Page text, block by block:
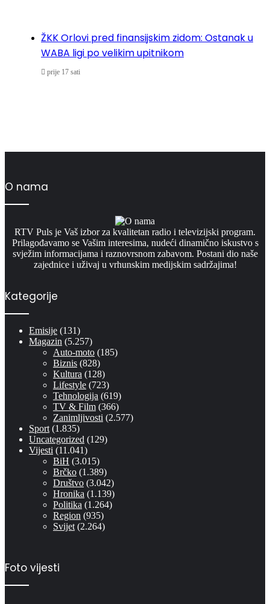
ŽKK Orlovi pred finansijskim zidom: Ostanak u
WABA ligi po velikim upitnikom
prije 17 sati
O nama
RTV Puls je Vaš izbor za kvalitetan radio i televizijski program.
Prilagođavamo se Vašim interesima, nudeći dinamično iskustvo s
svježim informacijama i raznovrsnom zabavom. Postani dio naše
zajednice i uživaj u vrhunskim medijskim sadržajima!
Kategorije
Emisije (131)
Magazin (5.257)
Auto-moto (185)
Biznis (828)
Kultura (128)
Lifestyle (723)
Tehnologija (619)
TV & Film (366)
Zanimljivosti (2.577)
Sport (1.835)
Uncategorized (129)
Vijesti (11.041)
BiH (3.015)
Brčko (1.389)
Društvo (3.042)
Hronika (1.139)
Politika (1.264)
Region (935)
Svijet (2.264)
Foto vijesti